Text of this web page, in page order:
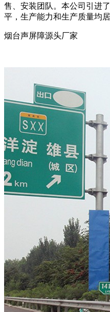
售、安装团队。本公司引进
平，生产能力和生产质量均居
烟台声屏障源头厂家